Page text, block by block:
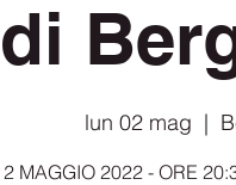
di
lun 02 mag
  |
MAGGIO 2022 - ORE